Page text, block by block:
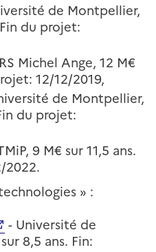
de Montpellier,
du projet:
Michel Ange, 12 M€
12/12/2019,
de Montpellier,
du projet:
9 M€ sur 11,5 ans.
2022.
» :
- Université de
8,5 ans. Fin: